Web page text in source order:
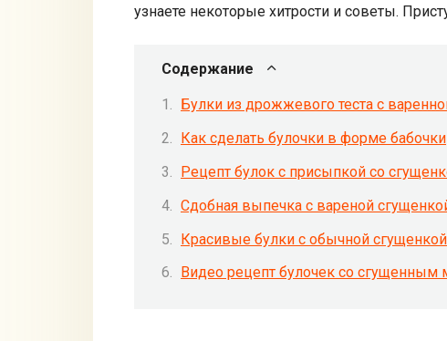
узнаете некоторые хитрости и советы.
Содержание
Булки из дрожжевого теста с
Как сделать булочки в форме бабочки
Рецепт булок с присыпкой со
Сдобная выпечка с вареной
Красивые булки с обычной сгущенкой
Видео рецепт булочек со сгущенным